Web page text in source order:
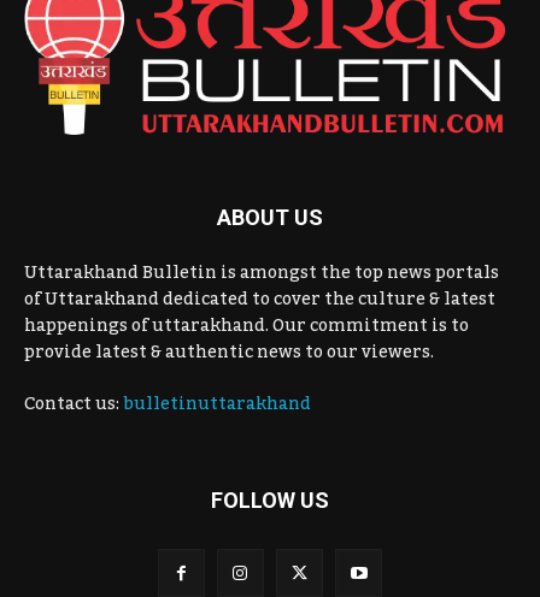
ABOUT US
Uttarakhand Bulletin is amongst the top news portals
of Uttarakhand dedicated to cover the culture & latest
happenings of uttarakhand. Our commitment is to
provide latest & authentic news to our viewers.
Contact us:bulletinuttarakhand
FOLLOW US